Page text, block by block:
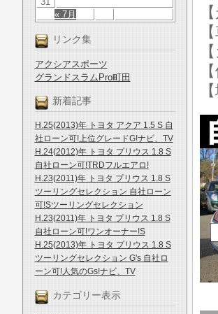
« 7月
リンク集
アクシアスポーツ
グランドスラムPro町田
新着記事
H.25(2013)年 トヨタ アクア 1.5 S 自
社ローン可!上位グレードG!ナビ、TV
H.24(2012)年 トヨタ プリウス 1.8 S
自社ローン可!TRDフルエアロ!
H.23(2011)年 トヨタ プリウス 1.8 S
ツーリングセレクション 自社ローン
可!Sツーリングセレクション
H.23(2011)年 トヨタ プリウス 1.8 S
自社ローン可!ワンオーナー!S
H.25(2013)年 トヨタ プリウス 1.8 S
ツーリングセレクション G's 自社ロ
ーン可!人気のGs!ナビ、TV
カテゴリー表示